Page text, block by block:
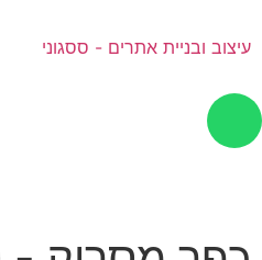
עיצוב ובניית אתרים - ססגוני